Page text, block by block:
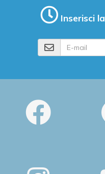
Inserisci